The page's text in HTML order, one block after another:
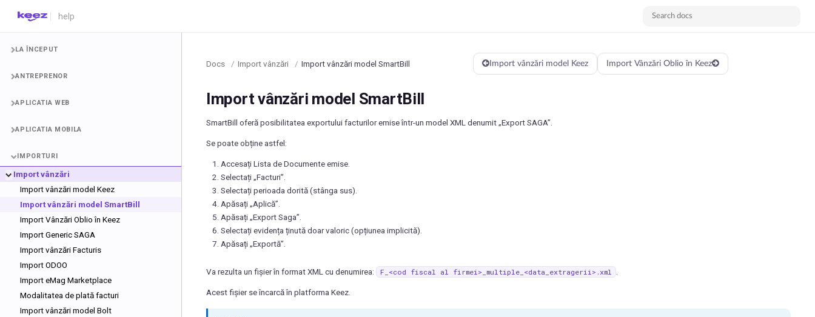
LA ÎNCEPUT
ANTREPRENOR
APLICATIA WEB
APLICATIA MOBILA
IMPORTURI
Import vânzări
Import vânzări model Keez
Import vânzări model SmartBill
Import Vânzări Oblio în Keez
Import Generic SAGA
Import vânzări Facturis
Import ODOO
Import eMag Marketplace
Modalitatea de plată facturi
Import vânzări model Bolt
Docs / Import vânzări / Import vânzări model SmartBill Import Vânzări Oblio în Keez
Import vânzări model Keez
Import vânzări model SmartBill
SmartBill oferă posibilitatea exportului facturilor emise într-un model XML denumit „Export SAGA”.
Se poate obține astfel:
Accesați Lista de Documente emise.
Selectați „Facturi”.
Selectați perioada dorită (stânga sus).
Apăsați „Aplică”.
Apăsați „Export Saga”.
Selectați evidența ținută doar valoric (opțiunea implicită).
Apăsați „Exportă”.
Va rezulta un fișier în format XML cu denumirea: F_<cod fiscal al firmei>_multiple_<data_extragerii>.xml
Acest fișier se încarcă în platforma Keez.